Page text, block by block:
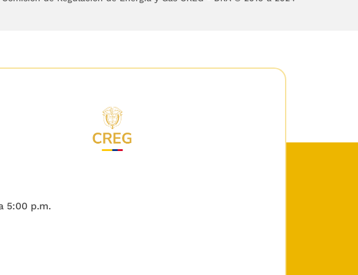
en la Resolución CREG
firmeza y, por su diseño, son
En consecuencia, toda vez
tienen garantía de ejecución, a
no se deben considerar
de los contratos de tres (3) o
5:00 p.m.